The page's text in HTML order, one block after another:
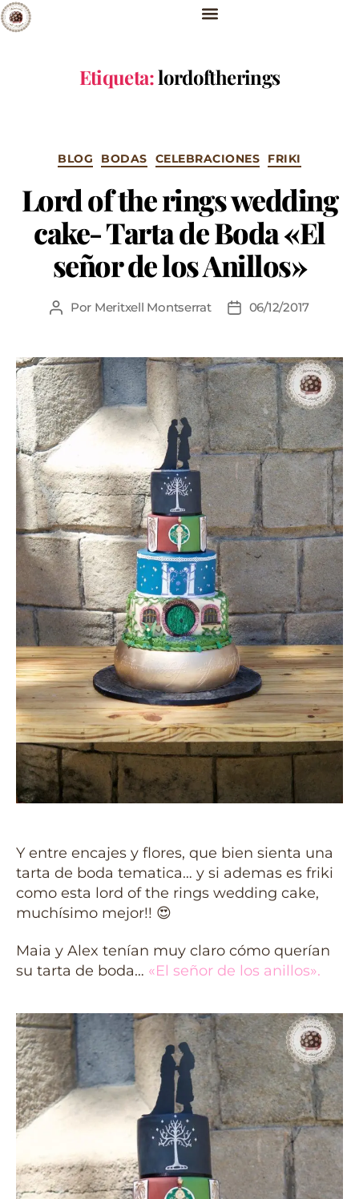
Etiqueta:lordoftherings
BLOG BODAS CELEBRACIONES FRIKI
Lord of the rings wedding
cake- Tarta de Boda «El
señor de los Anillos»
Por Meritxell Montserrat 06/12/2017
Y entre encajes y flores, que bien sienta una
tarta de boda tematica… y si ademas es friki
como esta lord of the rings wedding cake,
muchísimo mejor!! 😍
Maia y Alex tenían muy claro cómo querían
su tarta de boda… «El señor de los anillos».